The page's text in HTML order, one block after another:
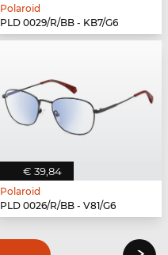
Polaroid
PLD 0029/R/BB - KB7/G6
€ 39,84
Polaroid
PLD 0026/R/BB - V81/G6